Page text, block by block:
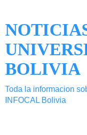
BOLIVIA
Toda la informacion
INFOCAL Bolivia